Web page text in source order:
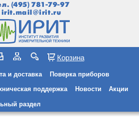
(495) 781-79-97
irit.mail@irit.ru
Корзина
и доставка Поверка приборов
поддержка Новости Акции
раздел